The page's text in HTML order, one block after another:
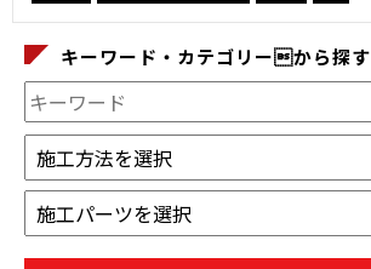
キーワード・カテゴリーから探す